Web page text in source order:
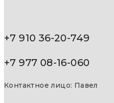
+7 910 36-20-749
+7 977 08-16-060
Контактное лицо: Павел